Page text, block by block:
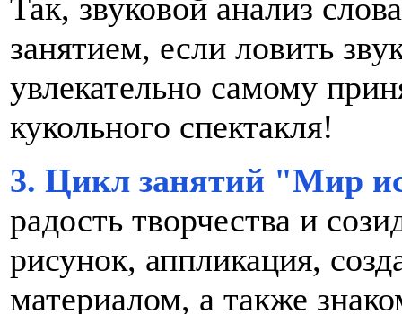
Так, звуковой анализ
занятием, если ловить
увлекательно самому
кукольного спектакля!
3. Цикл занятий "Мир
радость творчества и
рисунок, аппликация,
материалом, а также